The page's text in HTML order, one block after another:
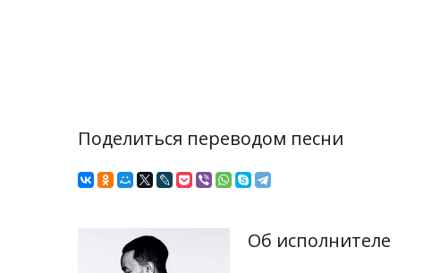
Поделиться переводом песни
Об исполнителе